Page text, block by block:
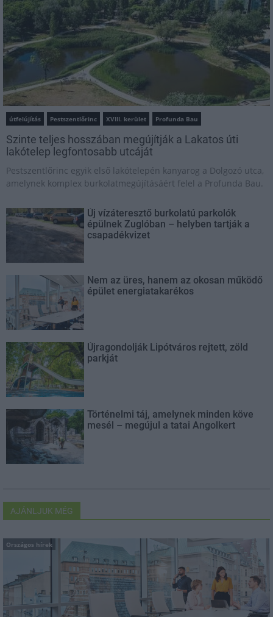
útfelújítás Pestszentlőrinc XVIII. kerület Profunda Bau
Szinte teljes hosszában megújítják a Lakatos úti
lakótelep legfontosabb utcáját
Pestszentlőrinc egyik első lakótelepén kanyarog a Dolgozó utca,
amelynek komplex burkolatmegújításáért felel a Profunda Bau.
Új vízáteresztő burkolatú parkolók
épülnek Zuglóban – helyben tartják a
csapadékvizet
Nem az üres, hanem az okosan működő
épület energiatakarékos
Újragondolják Lipótváros rejtett, zöld
parkját
Történelmi táj, amelynek minden köve
mesél – megújul a tatai Angolkert
AJÁNLJUK MÉG
Országos hírek